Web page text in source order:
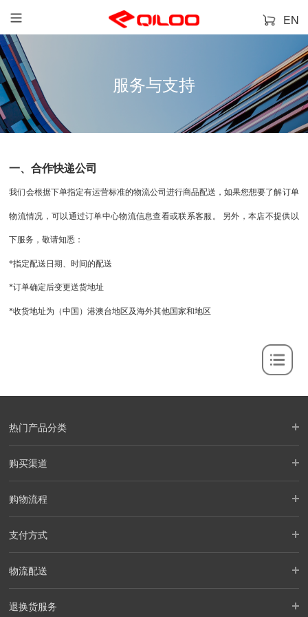
EN
服务与支持
一、合作快递公司
我们会根据下单指定有运营标准的物流公司进行商品配送，如果您想要了解订单
物流情况，可以通过订单中心物流信息查看或联系客服。 另外，本店不提供以
下服务，敬请知悉：
*指定配送日期、时间的配送
*订单确定后变更送货地址
*收货地址为（中国）港澳台地区及海外其他国家和地区
热门产品分类
购买渠道
购物流程
支付方式
物流配送
退换货服务